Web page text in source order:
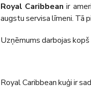
Royal Caribbean ir
augstu servisa līmeni. Tā
Uzņēmums darbojas
Royal Caribbean kuģi ir